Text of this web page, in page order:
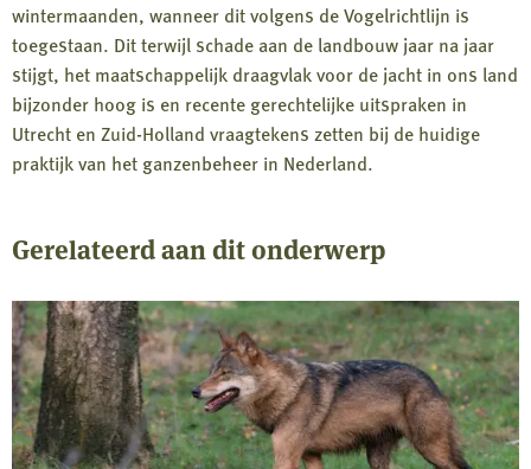
wintermaanden, wanneer dit volgens de Vogelrichtlijn is
toegestaan. Dit terwijl schade aan de landbouw jaar na jaar
stijgt, het maatschappelijk draagvlak voor de jacht in ons land
bijzonder hoog is en recente gerechtelijke uitspraken in
Utrecht en Zuid-Holland vraagtekens zetten bij de huidige
praktijk van het ganzenbeheer in Nederland.
Gerelateerd aan dit onderwerp